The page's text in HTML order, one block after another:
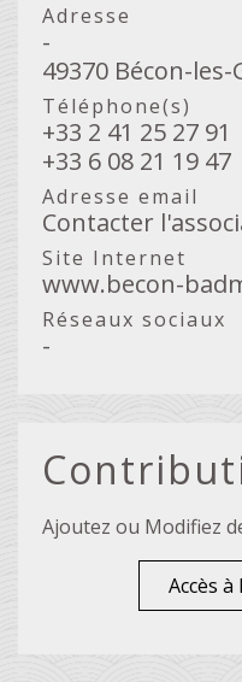
Adresse
-
49370 Bécon-
Téléphone(s)
+33 2 41 25 27 91
+33 6 08 21 19 47
Adresse email
Contacter
Site Internet
www.becon-
Réseaux sociaux
-
Ajoutez ou Modifiez
Accès